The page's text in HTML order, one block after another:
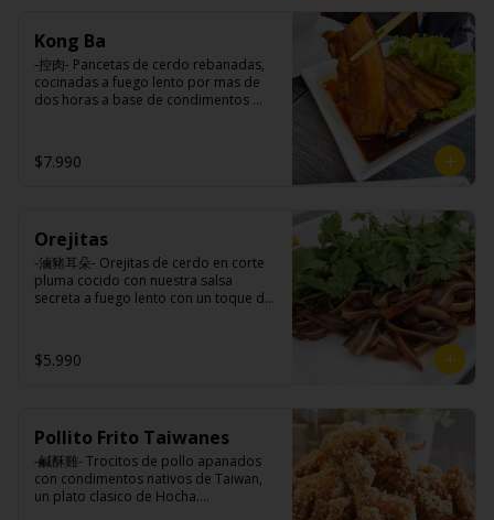
salsa de soya, ajo, agua, azúcar, bolsa
de hierba (canela, anís, pimienta y
comino), mirin (azúcar, arroz, agua,
alcohol), salsa ostra vegana (trigo,
soya, shitake, sal, maíz).
Kong Ba
-控肉- Pancetas de cerdo rebanadas,
cocinadas a fuego lento por mas de
dos horas a base de condimentos
$7.990
Orejitas
-滷豬耳朵- Orejitas de cerdo en corte
pluma cocido con nuestra salsa
secreta a fuego lento con un toque de
jengibre, cebollín, salsa de soya, ajo,
agua, azúcar, bolsa de hierba (canela,
anís, pimienta y comino), mirin (azúcar,
arroz, agua, alcohol) , cilantro, cebollín,
aceite de sesamo, salsa de ajo (ajo,
$5.990
Pollito Frito Taiwanes
-鹹酥雞- Trocitos de pollo apanados
con condimentos nativos de Taiwan,
un plato clasico de Hocha.